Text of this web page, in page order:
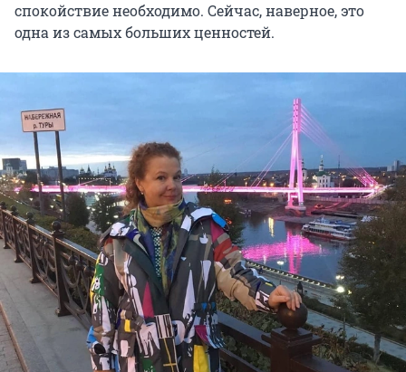
спокойствие необходимо. Сейчас, наверное, это
одна из самых больших ценностей.